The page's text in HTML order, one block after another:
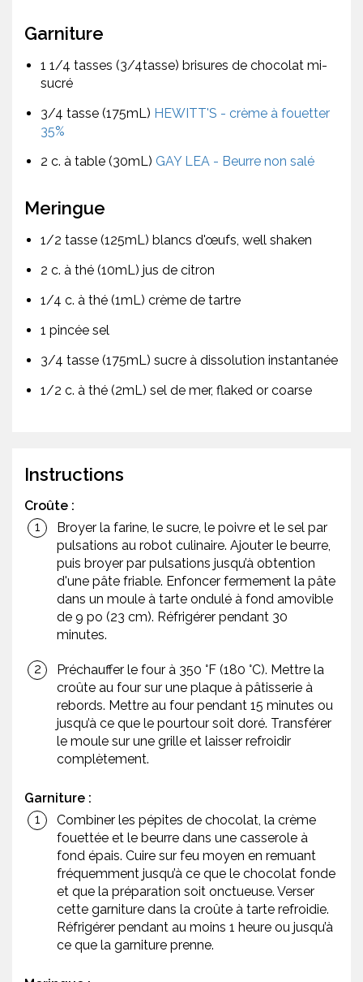
Garniture
1 1/4 tasses (3/4tasse) brisures de chocolat mi-
sucré
3/4 tasse (175mL) HEWITT'S - crème à fouetter
35%
2 c. à table (30mL) GAY LEA - Beurre non salé
Meringue
1/2 tasse (125mL) blancs d'œufs, well shaken
2 c. à thé (10mL) jus de citron
1/4 c. à thé (1mL) crème de tartre
1 pincée sel
3/4 tasse (175mL) sucre à dissolution instantanée
1/2 c. à thé (2mL) sel de mer, flaked or coarse
Instructions
Croûte :
Broyer la farine, le sucre, le poivre et le sel par
pulsations au robot culinaire. Ajouter le beurre,
puis broyer par pulsations jusqu’à obtention
d'une pâte friable. Enfoncer fermement la pâte
dans un moule à tarte ondulé à fond amovible
de 9 po (23 cm). Réfrigérer pendant 30
minutes.
Préchauffer le four à 350 °F (180 °C). Mettre la
croûte au four sur une plaque à pâtisserie à
rebords. Mettre au four pendant 15 minutes ou
jusqu’à ce que le pourtour soit doré. Transférer
le moule sur une grille et laisser refroidir
complètement.
Garniture :
Combiner les pépites de chocolat, la crème
fouettée et le beurre dans une casserole à
fond épais. Cuire sur feu moyen en remuant
fréquemment jusqu’à ce que le chocolat fonde
et que la préparation soit onctueuse. Verser
cette garniture dans la croûte à tarte refroidie.
Réfrigérer pendant au moins 1 heure ou jusqu’à
ce que la garniture prenne.